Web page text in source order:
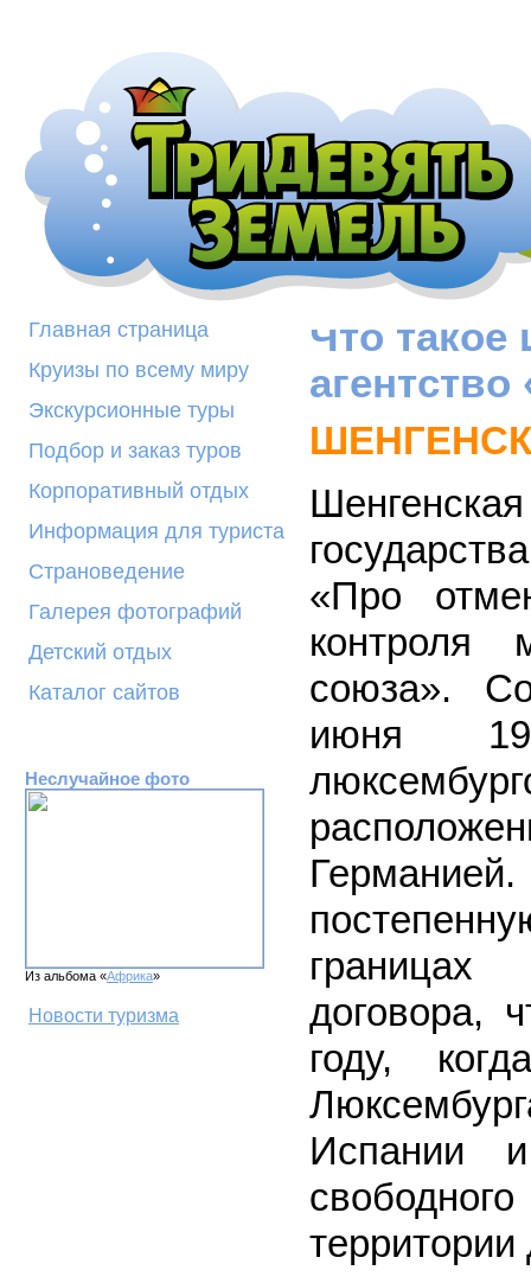
Главная страница
Круизы по всему миру
Экскурсионные туры
Подбор и заказ туров
Корпоративный отдых
Информация для туриста
Страноведение
Галерея фотографий
Детский отдых
Каталог сайтов
Неслучайное фото
Из альбома «Африка»
Новости туризма
Что такое
«Про
контроля
союза».
июня
границах
договора,
году,
Испании
территории